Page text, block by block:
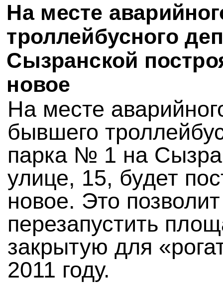
На месте
троллейбусного
Сызранской
новое
На месте
бывшего
парка № 1 на
улице, 15, будет
новое. Это позволит
перезапустить
закрытую для
2011 году.